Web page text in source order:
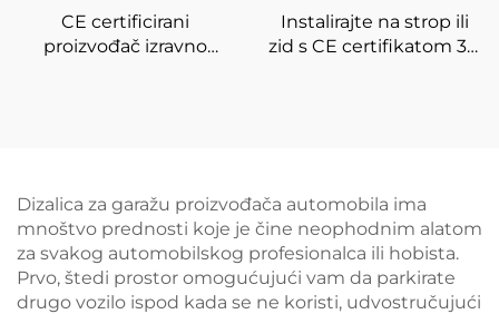
CE certificirani
proizvođač izravno
Instalirajte na strop ili
zid s CE certifikatom 3D
Dizalica za garažu proizvođača automobila ima
mnoštvo prednosti koje je čine neophodnim alatom
za svakog automobilskog profesionalca ili hobista.
Prvo, štedi prostor omogućujući vam da parkirate
drugo vozilo ispod kada se ne koristi, udvostručujući